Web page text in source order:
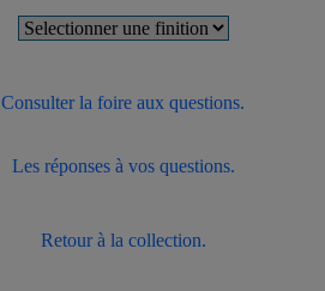
Consulter la foire aux questions.
Les réponses à vos questions.
Retour à la collection.